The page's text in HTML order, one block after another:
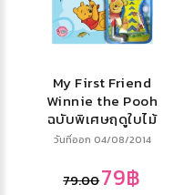
My First Friend
Winnie the Pooh
ฉบับพิเศษฤดูใบไม้
ร่วง Fall Special
กอล์ฟ
วันที่ออก 04/08/2014
79.0079฿